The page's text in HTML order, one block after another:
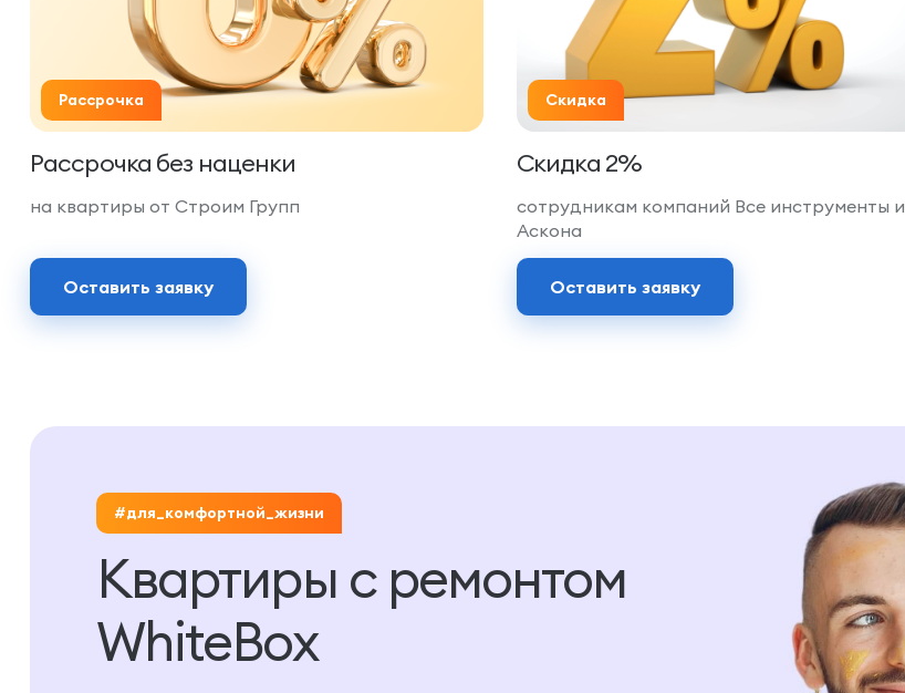
Рассрочка
Рассрочка без наценки
на квартиры от Строим Групп
Оставить заявку
Скидка
Скидка 2%
сотрудникам компаний Все инструменты и
Аскона
Оставить заявку
#для_комфортной_жизни
Квартиры с ремонтом
WhiteBox